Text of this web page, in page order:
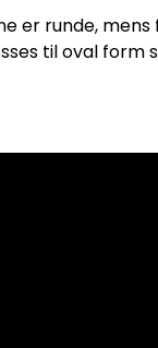
er runde,
til oval form